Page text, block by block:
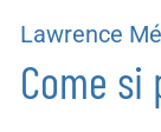
Lawrence
Come si